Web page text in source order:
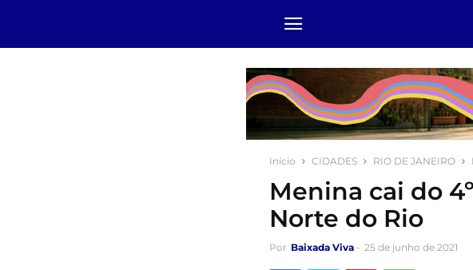
Início CIDADES RIO DE JANEIRO
Menina cai do
Norte do Rio
Por Baixada Viva - 25 de junho de 2021